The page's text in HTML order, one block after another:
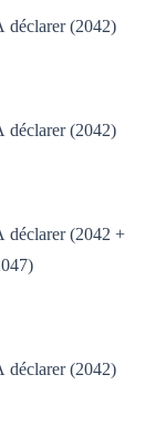
déclarer (2042)
déclarer (2042)
déclarer (2042 +
déclarer (2042)